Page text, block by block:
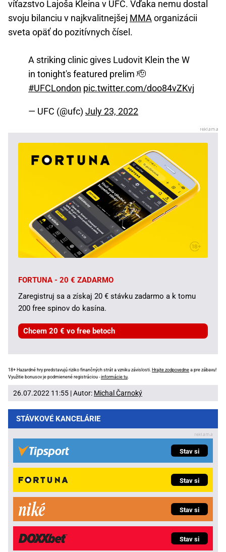
víťazstvo Lajoša Kleina v UFC. Vďaka nemu dostal
svoju bilanciu v najkvalitnejšej MMA organizácii
sveta opäť do pozitívnych čísel.
A striking clinic gives Ludovit Klein the W
in tonight's featured prelim 🫡
#UFCLondon pic.twitter.com/doo84vZKvj
— UFC (@ufc) July 23, 2022
FORTUNA - 20 € ZADARMO
Zaregistruj sa a získaj 20 € stávku zadarmo a k tomu
200 free spinov do kasína.
Chcem 20 € vo free betoch
18+ Hazardné hry predstavujú riziko finančných strát a vzniku závislosti. Hrajte zodpovedne a pre zábavu!
Využitie bonusov je podmienené registráciou -informácie tu
26.07.2022 11:55 | Autor: Michal Čarnoký
STÁVKOVÉ KANCELÁRIE
Stav si
Stav si
Stav si
Stav si